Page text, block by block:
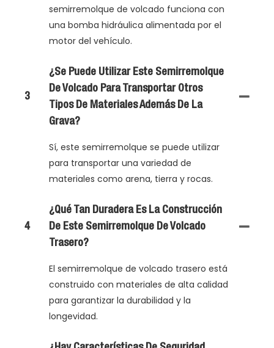
semirremolque de volcado funciona con
una bomba hidráulica alimentada por el
motor del vehículo.
3
¿Se Puede Utilizar Este Semirremolque
De Volcado Para Transportar Otros
Tipos De Materiales Además De La
Grava?
Sí, este semirremolque se puede utilizar
para transportar una variedad de
materiales como arena, tierra y rocas.
4
¿Qué Tan Duradera Es La Construcción
De Este Semirremolque De Volcado
Trasero?
El semirremolque de volcado trasero está
construido con materiales de alta calidad
para garantizar la durabilidad y la
longevidad.